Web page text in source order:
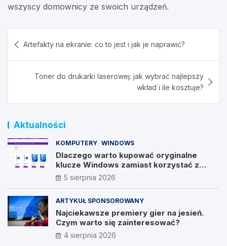
wszyscy domownicy ze swoich urządzeń.
wpisu
Artefakty na ekranie: co to jest i jak je naprawić?
Toner do drukarki laserowej: jak wybrać najlepszy
wkład i ile kosztuje?
Aktualności
KOMPUTERY WINDOWS
Dlaczego warto kupować oryginalne
klucze Windows zamiast korzystać z
nieautoryzowanych źródeł?
5 sierpnia 2026
ARTYKUŁ SPONSOROWANY
Najciekawsze premiery gier na jesień.
Czym warto się zainteresować?
4 sierpnia 2026